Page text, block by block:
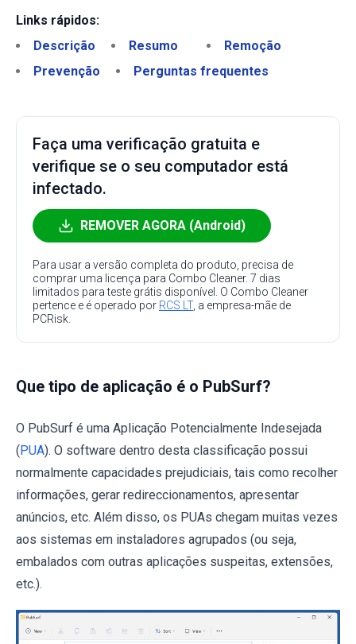
Links rápidos:
Descrição
Resumo
Remoção
Prevenção
Perguntas frequentes
Faça uma verificação gratuita e
verifique se o seu computador está
infectado.
REMOVER AGORA (Android)
Para usar a versão completa do produto, precisa de
comprar uma licença para Combo Cleaner. 7 dias
limitados para teste grátis disponível. O Combo Cleaner
pertence e é operado por RCS LT, a empresa-mãe de
PCRisk.
Que tipo de aplicação é o PubSurf?
O PubSurf é uma Aplicação Potencialmente Indesejada
(PUA). O software dentro desta classificação possui
normalmente capacidades prejudiciais, tais como recolher
informações, gerar redireccionamentos, apresentar
anúncios, etc. Além disso, os PUAs chegam muitas vezes
aos sistemas em instaladores agrupados (ou seja,
embalados com outras aplicações suspeitas, extensões,
etc.).